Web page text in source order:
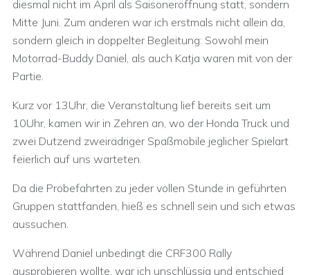
diesmal nicht im April als Saisoneröffnung statt, sondern
Mitte Juni. Zum anderen war ich erstmals nicht allein da,
sondern gleich in doppelter Begleitung: Sowohl mein
Motorrad-Buddy Daniel, als auch Katja waren mit von der
Partie.
Kurz vor 13Uhr, die Veranstaltung lief bereits seit um
10Uhr, kamen wir in Zehren an, wo der Honda Truck und
zwei Dutzend zweirädriger Spaßmobile jeglicher Spielart
feierlich auf uns warteten.
Da die Probefahrten zu jeder vollen Stunde in geführten
Gruppen stattfanden, hieß es schnell sein und sich etwas
aussuchen.
Während Daniel unbedingt die CRF300 Rally
ausprobieren wollte, war ich unschlüssig und entschied